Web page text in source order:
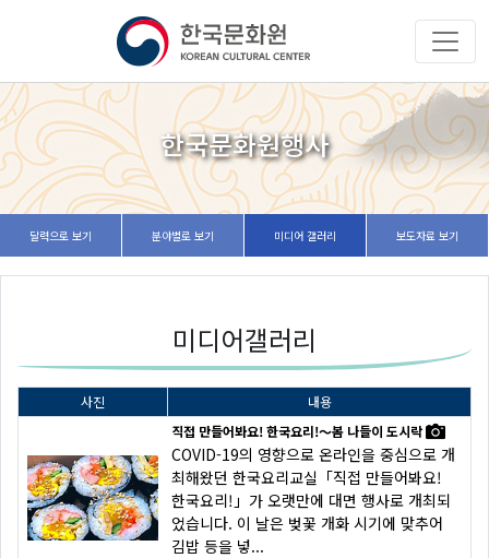
한국문화원행사
달력으로 보기 분야별로 보기 미디어 갤러리 보도자료 보기
미디어갤러리
사진
내용
직접 만들어봐요! 한국요리!〜봄 나들이 도시락
COVID-19의 영향으로 온라인을 중심으로 개
최해왔던 한국요리교실「직접 만들어봐요!
한국요리!」가 오랫만에 대면 행사로 개최되
었습니다. 이 날은 벚꽃 개화 시기에 맞추어
김밥 등을 넣...